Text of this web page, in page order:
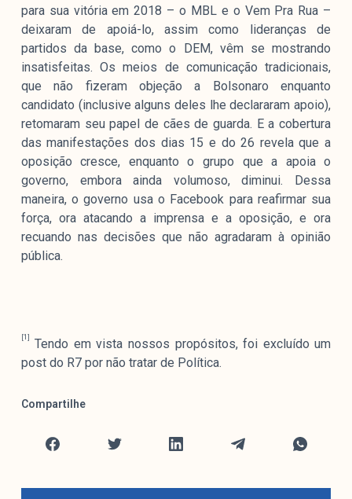
para sua vitória em 2018 – o MBL e o Vem Pra Rua –
deixaram de apoiá-lo, assim como lideranças de
partidos da base, como o DEM, vêm se mostrando
insatisfeitas. Os meios de comunicação tradicionais,
que não fizeram objeção a Bolsonaro enquanto
candidato (inclusive alguns deles lhe declararam apoio),
retomaram seu papel de cães de guarda. E a cobertura
das manifestações dos dias 15 e do 26 revela que a
oposição cresce, enquanto o grupo que a apoia o
governo, embora ainda volumoso, diminui. Dessa
maneira, o governo usa o Facebook para reafirmar sua
força, ora atacando a imprensa e a oposição, e ora
recuando nas decisões que não agradaram à opinião
pública.
[1]
Tendo em vista nossos propósitos, foi excluído um
post do R7 por não tratar de Política.
Compartilhe